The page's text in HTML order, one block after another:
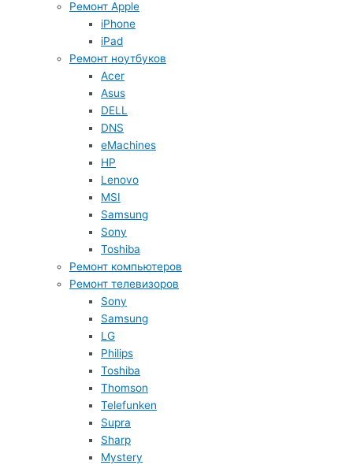
Ремонт Apple
iPhone
iPad
Ремонт ноутбуков
Acer
Asus
DELL
DNS
eMachines
HP
Lenovo
MSI
Samsung
Sony
Toshiba
Ремонт компьютеров
Ремонт телевизоров
Sony
Samsung
LG
Philips
Toshiba
Thomson
Telefunken
Supra
Sharp
Mystery